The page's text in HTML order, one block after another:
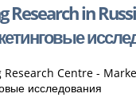
Research in
Centre -
исследования